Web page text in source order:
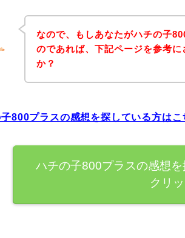
なので、もしあなたがハチの子
のであれば、下記ページを参考
か？
800プラスの感想を探している方はこ
ハチの子800プラスの感想
クリ